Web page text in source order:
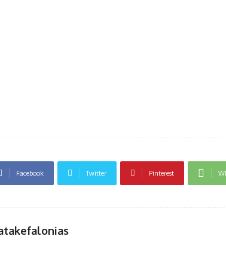
Facebook Twitter Pinterest